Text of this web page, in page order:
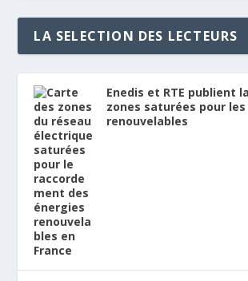
LA SELECTION DES LECTEURS
Enedis et RTE publient
zones saturées pour les
renouvelables